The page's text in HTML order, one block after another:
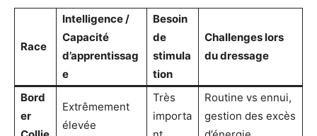
Race
Intelligence /
Capacité
d’apprentissag
e
Besoin
de
stimula
tion
Challenges lors
du dressage
Bord
er
Extrêmement
élevée
Très
importa
Routine vs ennui,
gestion des excès